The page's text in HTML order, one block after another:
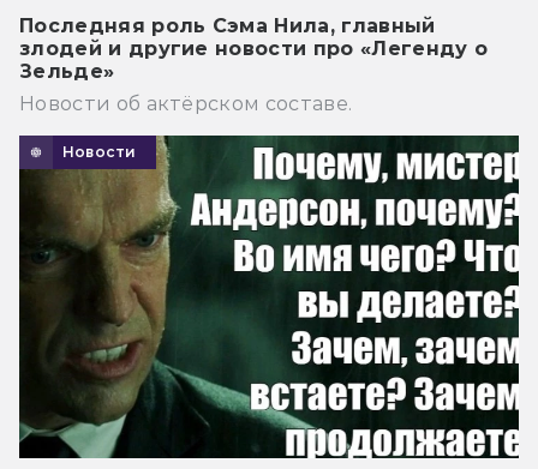
Последняя роль Сэма Нила, главный
злодей и другие новости про «Легенду о
Зельде»
Новости об актёрском составе.
Новости